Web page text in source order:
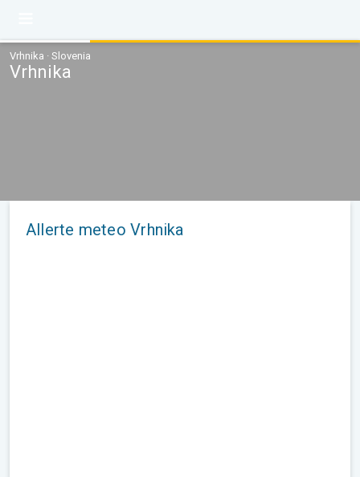
Vrhnika · Slovenia
Vrhnika
Allerte meteo Vrhnika